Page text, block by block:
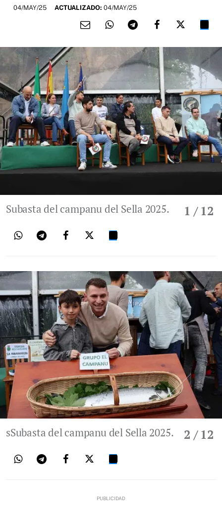
04/MAY/25 ACTUALIZADO: 04/MAY/25
1 / 12
Subasta del campanu del Sella 2025.
2 / 12
sSubasta del campanu del Sella 2025.